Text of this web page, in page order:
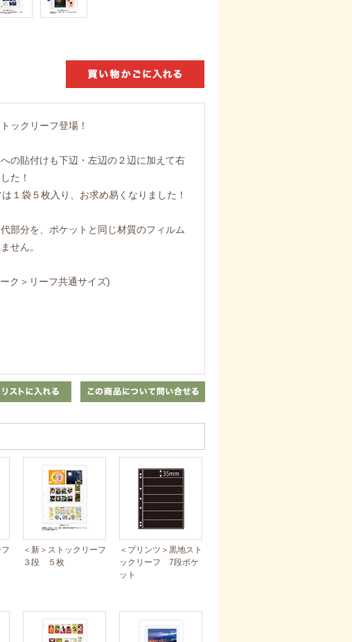
ックリーフ登場！
の貼付けも下辺・左辺の２辺に加えて右
た！
１袋５枚入り、お求め易くなりました！
部分を、ポケットと同じ材質のフィルム
せん。
ク＞リーフ共通サイズ)
＜新＞ストックリーフ
３段 ５枚
＜プリンツ＞黒地スト
ックリーフ 7段ポケ
ット